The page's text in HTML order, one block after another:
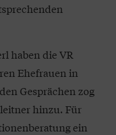
haben die VR
Ehefrauen in
Gesprächen zog
hinzu. Für
ein